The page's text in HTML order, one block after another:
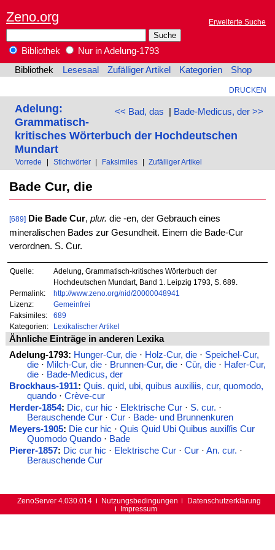
Zeno.org Erweiterte Suche
Bibliothek
Nur in Adelung-1793
Bibliothek
Lesesaal Zufälliger Artikel Kategorien Shop
DRUCKEN
<< Bad, das | Bade-Medicus, der >>
Adelung:
Grammatisch-
kritisches Wörterbuch der Hochdeutschen
Mundart
Vorrede Stichwörter Faksimiles Zufälliger Artikel
Bade Cur, die
[689] Die Bade Cur, plur. die -en, der Gebrauch eines
mineralischen Bades zur Gesundheit. Einem die Bade-Cur
verordnen. S. Cur.
Quelle:
Adelung, Grammatisch-kritisches Wörterbuch der
Hochdeutschen Mundart, Band 1. Leipzig 1793, S. 689.
Permalink:
http://www.zeno.org/nid/20000048941
Lizenz:
Gemeinfrei
Faksimiles:
689
Kategorien:
Lexikalischer Artikel
Ähnliche Einträge in anderen Lexika
Adelung-1793: Hunger-Cur, die· Holz-Cur, die· Speichel-Cur,
die· Milch-Cur, die· Brunnen-Cur, die· Cūr, die· Hafer-Cur,
die· Bade-Medicus, der
Brockhaus-1911: Quis. quid, ubi, quibus auxiliis, cur, quomodo,
quando· Crève-cur
Herder-1854: Dic, cur hic · Elektrische Cur· S. cur. ·
Berauschende Cur· Cur· Bade- und Brunnenkuren
Meyers-1905: Die cur hic · Quis Quid Ubi Quibus auxilĭis Cur
Quomodo Quando· Bade
Pierer-1857: Dic cur hic · Elektrische Cur· Cur· An. cur. ·
Berauschende Cur
ZenoServer 4.030.014 Nutzungsbedingungen
Datenschutzerklärung
Impressum